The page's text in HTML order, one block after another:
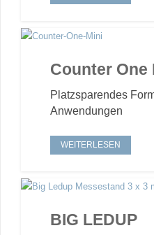
Counter One
Platzsparendes
Anwendungen
WEITERLESEN
BIG LEDUP